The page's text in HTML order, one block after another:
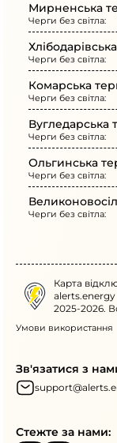
Мирненська
Черги без світла:
Черги без світла:
Комарська
Черги без світла:
Вугледарська
Черги без світла:
Ольгинська
Черги без світла:
Черги без світла:
Карта
alerts.energy
2025-2026.
Умови використання
Зв'язатися з
Стежте за нами: